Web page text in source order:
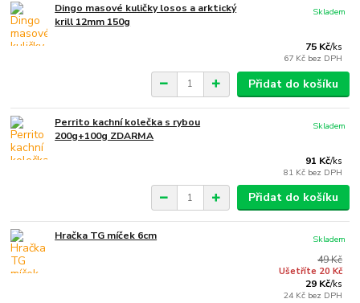
Dingo masové kuličky losos a arktický
krill 12mm 150g
75 Kč/ks
67 Kč bez DPH
Skladem
Přidat do košíku
Perrito kachní kolečka s rybou
200g+100g ZDARMA
91 Kč/ks
81 Kč bez DPH
Skladem
Přidat do košíku
Hračka TG míček 6cm
49 Kč
Ušetříte 20 Kč
29 Kč/ks
24 Kč bez DPH
Skladem